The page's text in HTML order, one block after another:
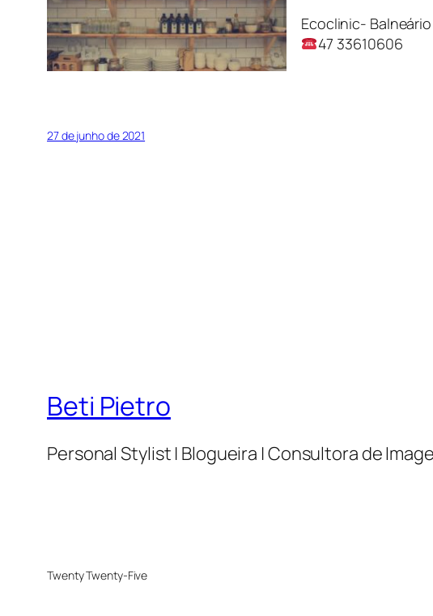
Ecoclinic-
47 33610606
27 de junho de 2021
Beti Pietro
Personal Stylist | Blogueira | Consultora de
Twenty Twenty-Five